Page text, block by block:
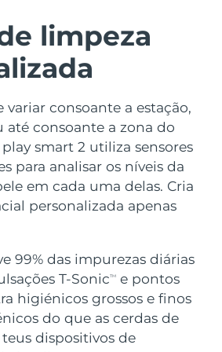
limpeza
variar consoante a estação,
até consoante a zona do
play smart 2 utiliza sensores
para analisar os níveis da
em cada uma delas. Cria
personalizada apenas
99% das impurezas diárias
T-SonicTM
e pontos
higiénicos grossos e finos
do que as cerdas de
dispositivos de
4 kit
massage
4 Plus
4 Men
anti-aging massage
2 kit
toning
2 go
2 eyes & lips
line smoothing device
3 kit
3 LED
and red light therapy
Cuidado oral
4 plus
silicone sonic toothbrush
ANTIENVELHECIMENTO
Tratamentos LED
NEW
Entrega prevista
Entrega prevista 14.08.26
Entrega prevista11.08.26
Entrega prevista08.08.26
Entrega prevista 12.08.26
Entrega prevista